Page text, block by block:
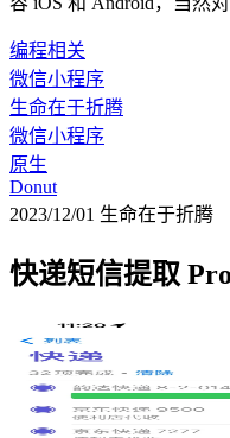
编程相关
微信小程序
生命在于折腾
微信小程序
原生
Donut
2023/12/01 生命在于折腾
快递短信提取